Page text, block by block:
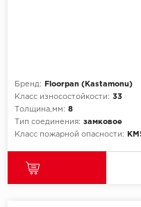
Бренд:
Floorpan (Kastamonu)
Класс износостойкости: 33
Толщина,мм: 8
Тип соединения: замковое
Класс пожарной опасности: